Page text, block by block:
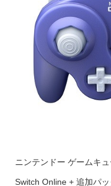
ニンテンドー ゲームキ
Switch Online + 追加パ